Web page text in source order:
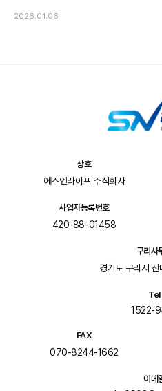
2026.01.06
상호
에스엔라이프 주식회사
사업자등록번호
420-88-01458
구리사
경기도 구리시
Tel
1522-
FAX
070-8244-1662
이메